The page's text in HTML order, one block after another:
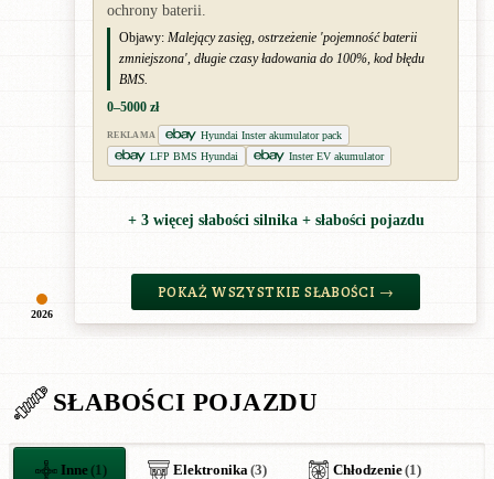
2026
ochrony baterii.
Objawy: Malejący zasięg, ostrzeżenie 'pojemność baterii
zmniejszona', długie czasy ładowania do 100%, kod błędu
BMS.
0–5000 zł
REKLAMA
Hyundai Inster akumulator pack
LFP BMS Hyundai
Inster EV akumulator
+ 3 więcej słabości silnika + słabości pojazdu
POKAŻ WSZYSTKIE SŁABOŚCI →
SŁABOŚCI POJAZDU
Inne(1) Elektronika(3) Chłodzenie(1)